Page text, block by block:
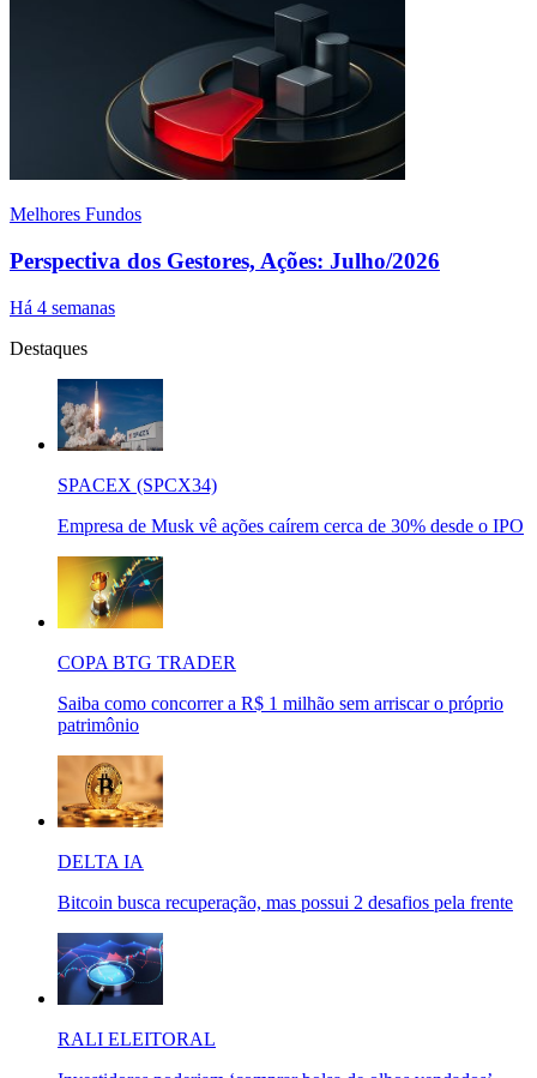
Melhores Fundos
Perspectiva dos Gestores, Ações: Julho/2026
Há 4 semanas
Destaques
SPACEX (SPCX34)
Empresa de Musk vê ações caírem cerca de 30% desde o IPO
COPA BTG TRADER
Saiba como concorrer a R$ 1 milhão sem arriscar o próprio
patrimônio
DELTA IA
Bitcoin busca recuperação, mas possui 2 desafios pela frente
RALI ELEITORAL